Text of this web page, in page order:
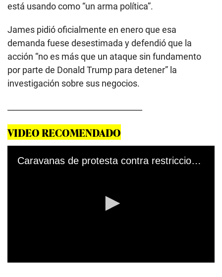
está usando como “un arma política”.
James pidió oficialmente en enero que esa
demanda fuese desestimada y defendió que la
acción “no es más que un ataque sin fundamento
por parte de Donald Trump para detener” la
investigación sobre sus negocios.
VIDEO RECOMENDADO
Caravanas de protesta contra restricciones sanitarias se extienden por el mundo